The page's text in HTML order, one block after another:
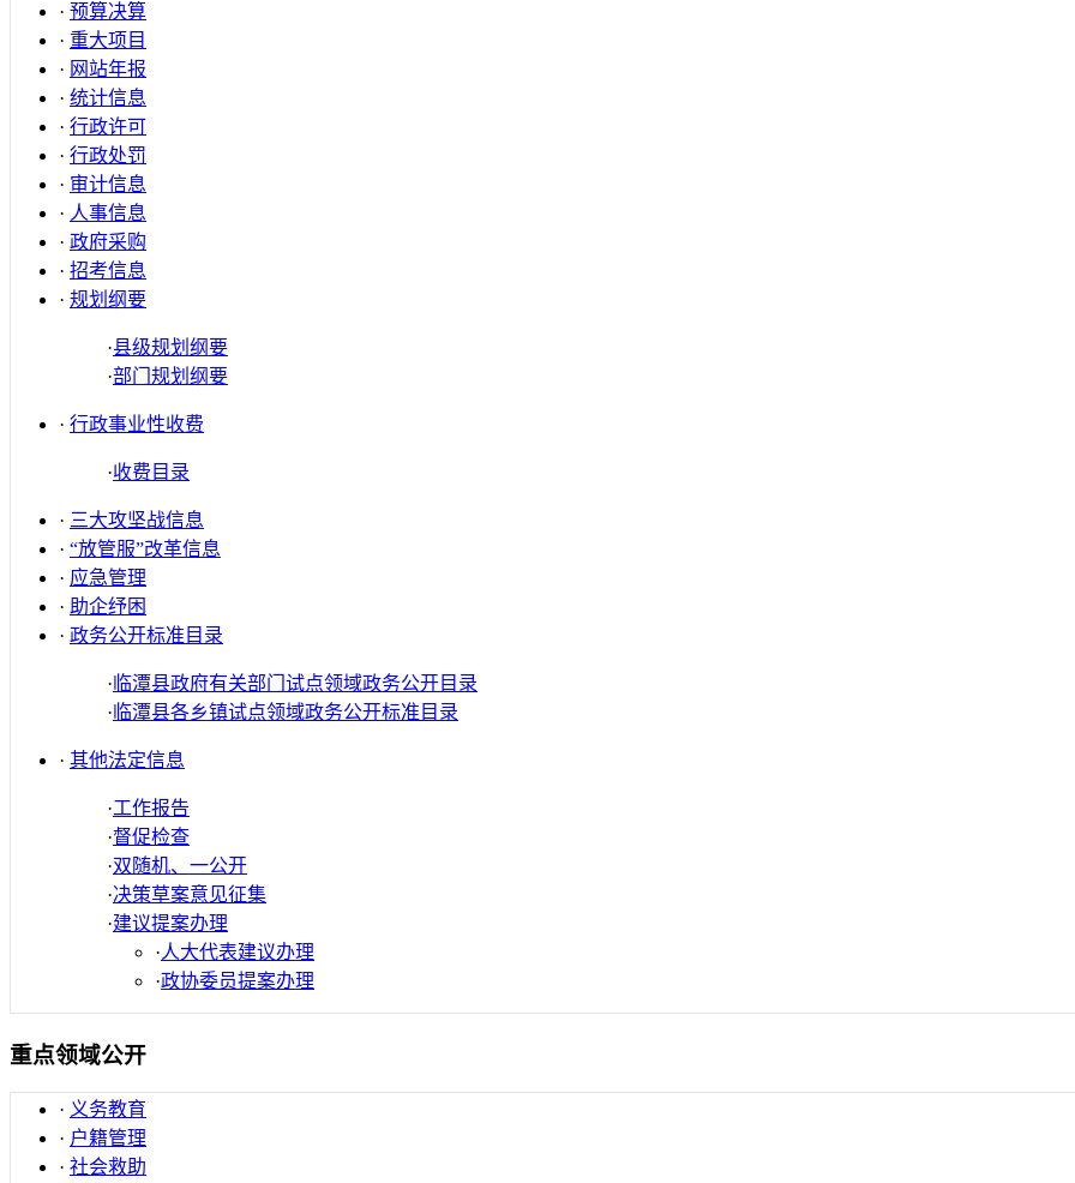
· 预算决算
· 重大项目
· 网站年报
· 统计信息
· 行政许可
· 行政处罚
· 审计信息
· 人事信息
· 政府采购
· 招考信息
· 规划纲要
·县级规划纲要
·部门规划纲要
· 行政事业性收费
·收费目录
· 三大攻坚战信息
· “放管服”改革信息
· 应急管理
· 助企纾困
· 政务公开标准目录
· 临潭县政府有关部门试点领域政务公开目录
· 临潭县各乡镇试点领域政务公开标准目录
· 其他法定信息
·工作报告
·督促检查
·双随机、一公开
·决策草案意见征集
·建议提案办理
·人大代表建议办理
·政协委员提案办理
重点领域公开
· 义务教育
· 户籍管理
· 社会救助